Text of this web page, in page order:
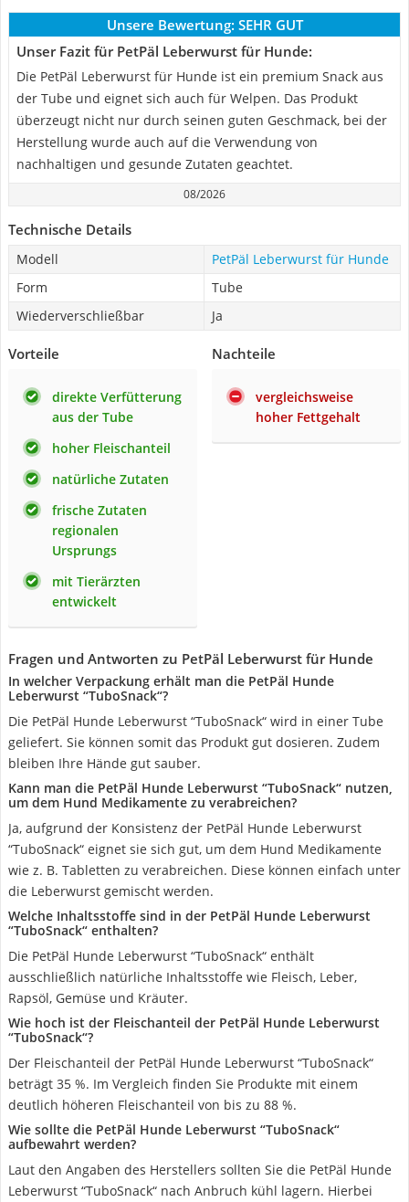
Unsere Bewertung: SEHR GUT
Unser Fazit für PetPäl Leberwurst für Hunde:
Die PetPäl Leberwurst für Hunde ist ein premium Snack aus
der Tube und eignet sich auch für Welpen. Das Produkt
überzeugt nicht nur durch seinen guten Geschmack, bei der
Herstellung wurde auch auf die Verwendung von
nachhaltigen und gesunde Zutaten geachtet.
08/2026
Technische Details
Modell
PetPäl Leberwurst für Hunde
Form
Tube
Wiederverschließbar
Ja
Vorteile
direkte Verfütterung
aus der Tube
hoher Fleischanteil
natürliche Zutaten
frische Zutaten
regionalen
Ursprungs
mit Tierärzten
entwickelt
Nachteile
vergleichsweise
hoher Fettgehalt
Fragen und Antworten zu PetPäl Leberwurst für Hunde
In welcher Verpackung erhält man die PetPäl Hunde
Leberwurst “TuboSnack“?
Die PetPäl Hunde Leberwurst “TuboSnack“ wird in einer Tube
geliefert. Sie können somit das Produkt gut dosieren. Zudem
bleiben Ihre Hände gut sauber.
Kann man die PetPäl Hunde Leberwurst “TuboSnack“ nutzen,
um dem Hund Medikamente zu verabreichen?
Ja, aufgrund der Konsistenz der PetPäl Hunde Leberwurst
“TuboSnack“ eignet sie sich gut, um dem Hund Medikamente
wie z. B. Tabletten zu verabreichen. Diese können einfach unter
die Leberwurst gemischt werden.
Welche Inhaltsstoffe sind in der PetPäl Hunde Leberwurst
“TuboSnack“ enthalten?
Die PetPäl Hunde Leberwurst “TuboSnack“ enthält
ausschließlich natürliche Inhaltsstoffe wie Fleisch, Leber,
Rapsöl, Gemüse und Kräuter.
Wie hoch ist der Fleischanteil der PetPäl Hunde Leberwurst
“TuboSnack“?
Der Fleischanteil der PetPäl Hunde Leberwurst “TuboSnack“
beträgt 35 %. Im Vergleich finden Sie Produkte mit einem
deutlich höheren Fleischanteil von bis zu 88 %.
Wie sollte die PetPäl Hunde Leberwurst “TuboSnack“
aufbewahrt werden?
Laut den Angaben des Herstellers sollten Sie die PetPäl Hunde
Leberwurst “TuboSnack“ nach Anbruch kühl lagern. Hierbei